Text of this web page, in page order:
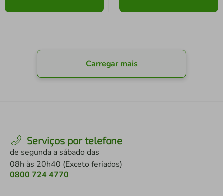
Carregar mais
Serviços por telefone
de segunda a sábado das
08h às 20h40 (Exceto feriados)
0800 724 4770